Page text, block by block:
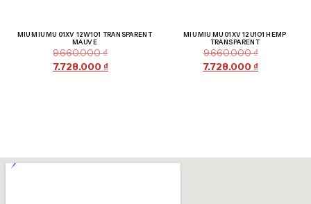
MIU MIU MU 01XV 12W1O1 TRANSPARENT
MAUVE
9.660.000₫
7.728.000 ₫
MIU MIU MU 01XV 12U1O1 HEMP
TRANSPARENT
9.660.000₫
7.728.000₫